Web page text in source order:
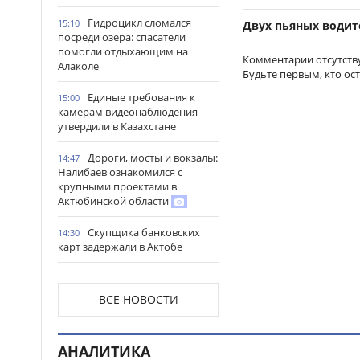
15:10
Гидроцикл сломался
посреди озера: спасатели
помогли отдыхающим на
Алаколе
15:00
Единые требования к
камерам видеонаблюдения
утвердили в Казахстане
14:47
Дороги, мосты и вокзалы:
Налибаев ознакомился с
крупными проектами в
Актюбинской области
14:30
Скупщика банковских
карт задержали в Актобе
масштабный республиканский
проект «Читающая нация»
14:14
Иностранных подростков
спасли в горах Алматинской
ВСЕ НОВОСТИ
Двух пьяных
Комментарии
Будьте первым, кто
АНАЛИТИКА